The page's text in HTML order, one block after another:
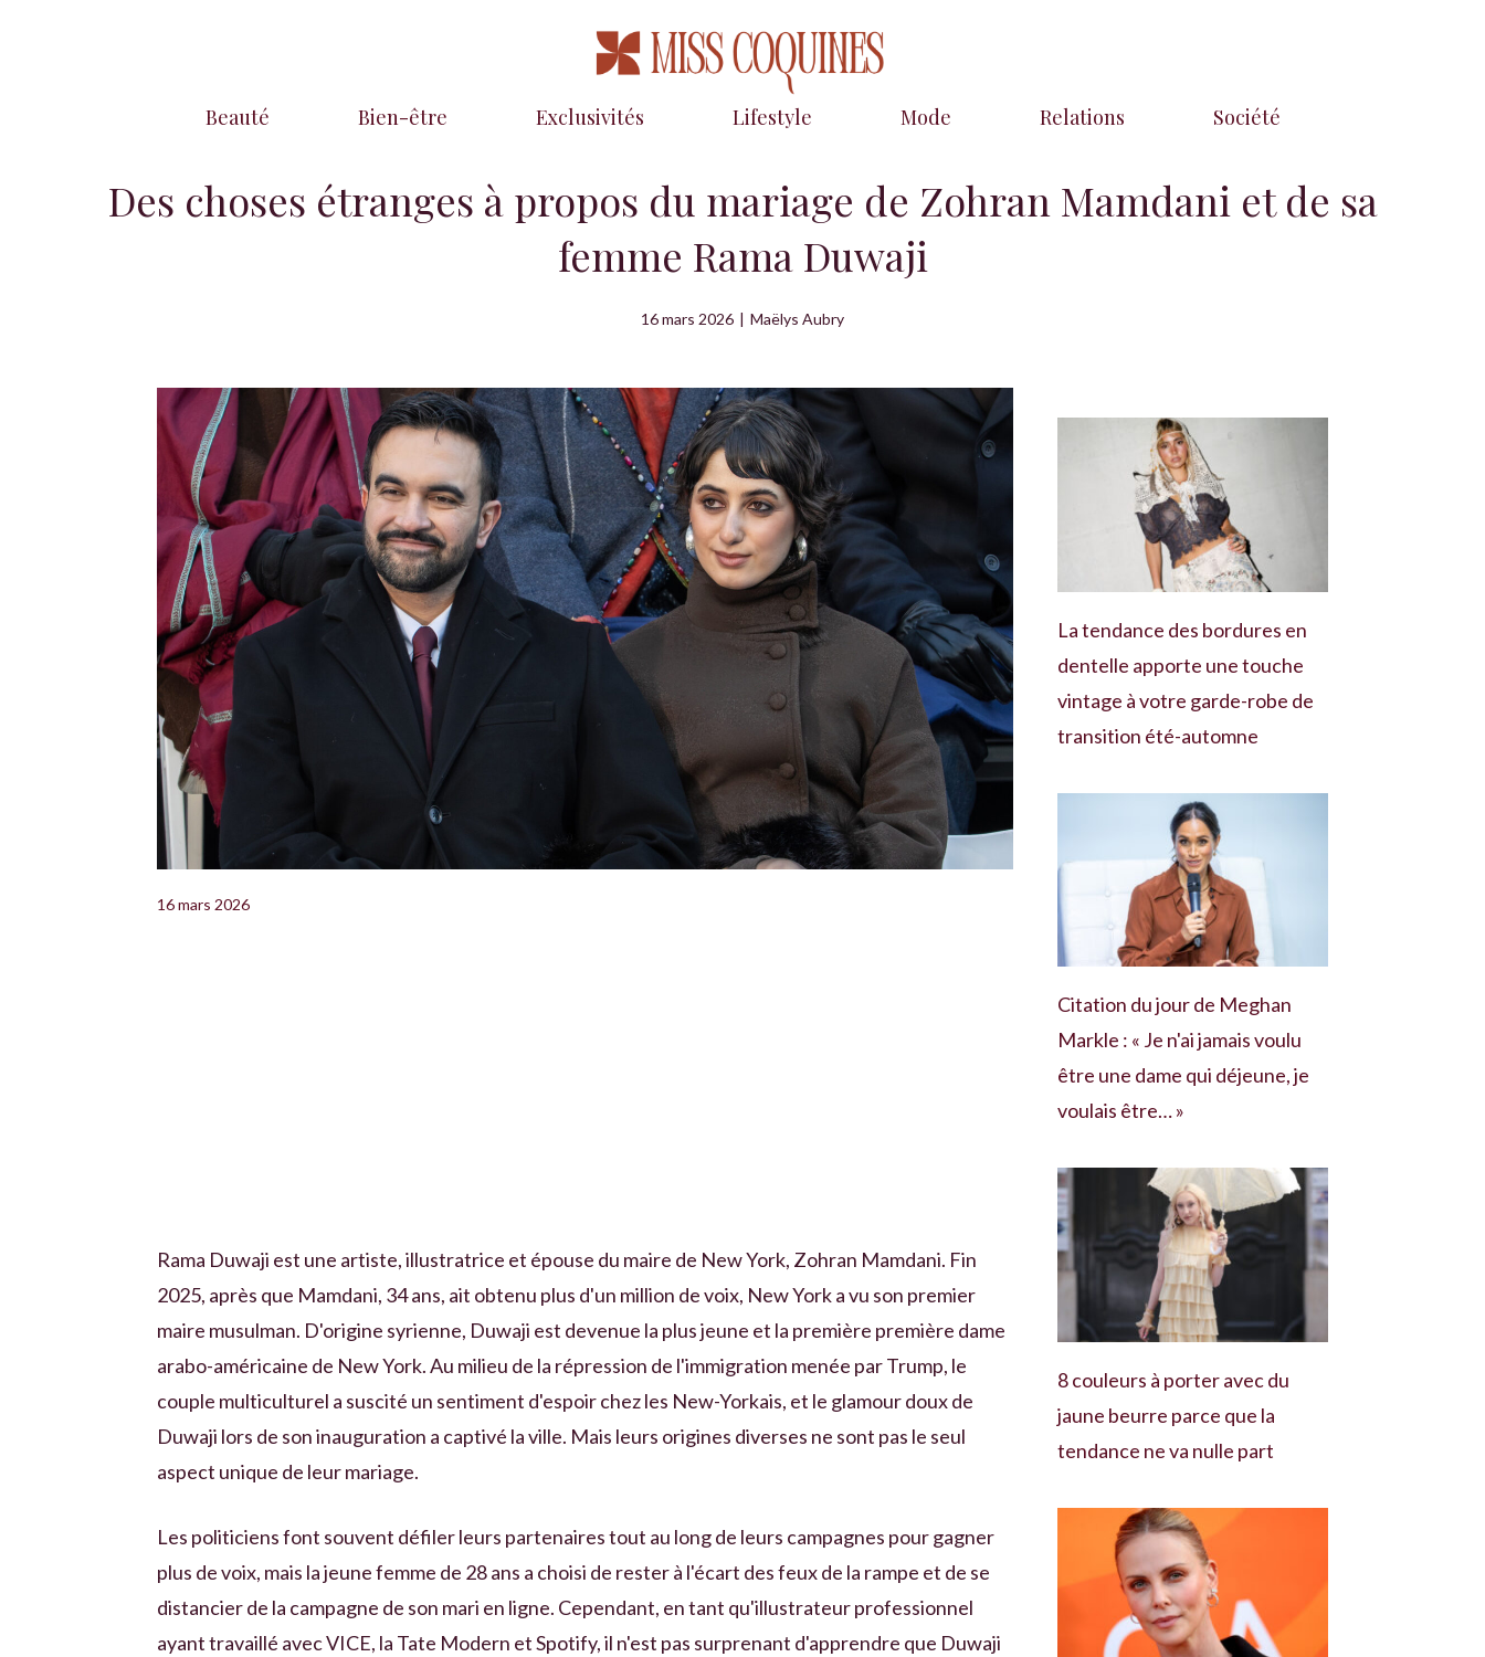
Beauté Bien-être Exclusivités Lifestyle Mode Relations Société
Des choses étranges à propos du mariage de Zohran Mamdani et de sa
femme Rama Duwaji
16 mars 2026 | Maëlys Aubry
16 mars 2026
Rama Duwaji est une artiste, illustratrice et épouse du maire de New York, Zohran Mamdani. Fin
2025, après que Mamdani, 34 ans, ait obtenu plus d'un million de voix, New York a vu son premier
maire musulman. D'origine syrienne, Duwaji est devenue la plus jeune et la première première dame
arabo-américaine de New York. Au milieu de la répression de l'immigration menée par Trump, le
couple multiculturel a suscité un sentiment d'espoir chez les New-Yorkais, et le glamour doux de
Duwaji lors de son inauguration a captivé la ville. Mais leurs origines diverses ne sont pas le seul
aspect unique de leur mariage.
Les politiciens font souvent défiler leurs partenaires tout au long de leurs campagnes pour gagner
plus de voix, mais la jeune femme de 28 ans a choisi de rester à l'écart des feux de la rampe et de se
distancier de la campagne de son mari en ligne. Cependant, en tant qu'illustrateur professionnel
ayant travaillé avec VICE, la Tate Modern et Spotify, il n'est pas surprenant d'apprendre que Duwaji
La tendance des bordures en
dentelle apporte une touche
vintage à votre garde-robe de
transition été-automne
Citation du jour de Meghan
Markle : « Je n'ai jamais voulu
être une dame qui déjeune, je
voulais être… »
8 couleurs à porter avec du
jaune beurre parce que la
tendance ne va nulle part